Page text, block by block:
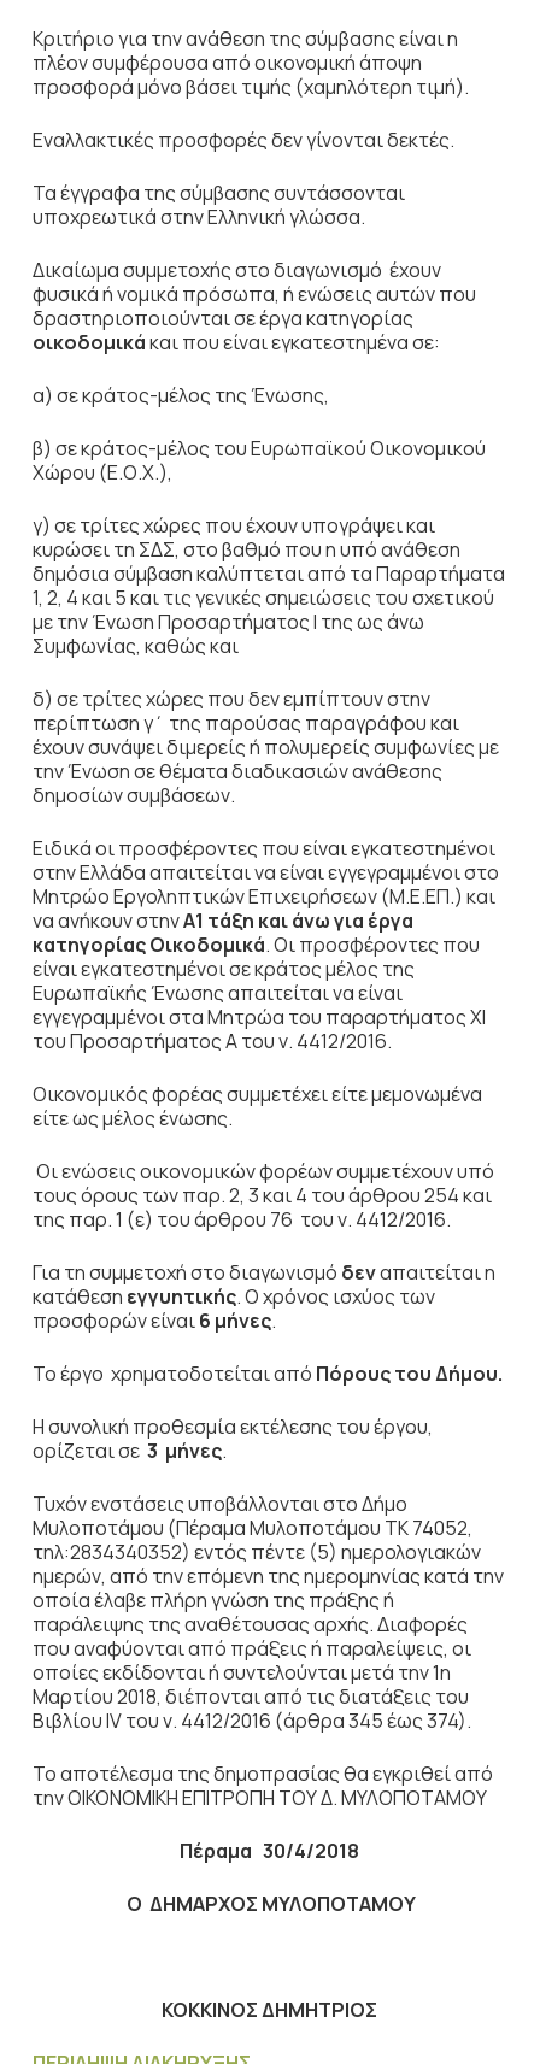
Κριτήριο για την ανάθεση της σύμβασης είναι η
πλέον συμφέρουσα από οικονομική άποψη
προσφορά μόνο βάσει τιμής (χαμηλότερη τιμή).
Εναλλακτικές προσφορές δεν γίνονται δεκτές.
Τα έγγραφα της σύμβασης συντάσσονται
υποχρεωτικά στην Ελληνική γλώσσα.
Δικαίωμα συμμετοχής στο διαγωνισμό έχουν
φυσικά ή νομικά πρόσωπα, ή ενώσεις αυτών που
δραστηριοποιούνται σε έργα κατηγορίας
οικοδομικάκαι που είναι εγκατεστημένα σε:
α) σε κράτος-μέλος της Ένωσης,
β) σε κράτος-μέλος του Ευρωπαϊκού Οικονομικού
Χώρου (Ε.Ο.Χ.),
γ) σε τρίτες χώρες που έχουν υπογράψει και
κυρώσει τη ΣΔΣ, στο βαθμό που η υπό ανάθεση
δημόσια σύμβαση καλύπτεται από τα Παραρτήματα
1, 2, 4 και 5 και τις γενικές σημειώσεις του σχετικού
με την Ένωση Προσαρτήματος I της ως άνω
Συμφωνίας, καθώς και
δ) σε τρίτες χώρες που δεν εμπίπτουν στην
περίπτωση γ΄ της παρούσας παραγράφου και
έχουν συνάψει διμερείς ή πολυμερείς συμφωνίες με
την Ένωση σε θέματα διαδικασιών ανάθεσης
δημοσίων συμβάσεων.
Ειδικά οι προσφέροντες που είναι εγκατεστημένοι
στην Ελλάδα απαιτείται να είναι εγγεγραμμένοι στο
Μητρώο Εργοληπτικών Επιχειρήσεων (Μ.Ε.ΕΠ.) και
να ανήκουν στηνΑ1 τάξη και άνω για έργα
κατηγορίας Οικοδομικά. Οι προσφέροντες που
είναι εγκατεστημένοι σε κράτος μέλος της
Ευρωπαϊκής Ένωσης απαιτείται να είναι
εγγεγραμμένοι στα Μητρώα του παραρτήματος ΧΙ
του Προσαρτήματος Α του ν. 4412/2016.
Οικονομικός φορέας συμμετέχει είτε μεμονωμένα
είτε ως μέλος ένωσης.
Οι ενώσειςοικονομικών φορέων συμμετέχουν υπό
τους όρους των παρ. 2, 3 και 4 του άρθρου 254 και
της παρ. 1 (ε) του άρθρου 76 του ν. 4412/2016.
Για τη συμμετοχή στο διαγωνισμό δεναπαιτείται η
κατάθεση εγγυητικής. Ο χρόνος ισχύος των
προσφορών είναι6 μήνες.
Το έργο χρηματοδοτείται από Πόρους του Δήμου.
Η συνολική προθεσμία εκτέλεσης του έργου,
ορίζεται σε 3 μήνες.
Τυχόν ενστάσεις υποβάλλονται στο Δήμο
Μυλοποτάμου (Πέραμα Μυλοποτάμου ΤΚ 74052,
τηλ:2834340352) εντός πέντε (5) ημερολογιακών
ημερών, από την επόμενη της ημερομηνίας κατά την
οποία έλαβε πλήρη γνώση της πράξης ή
παράλειψης της αναθέτουσας αρχής. Διαφορές
που αναφύονται από πράξεις ή παραλείψεις, οι
οποίες εκδίδονται ή συντελούνται μετά την 1η
Μαρτίου 2018, διέπονται από τις διατάξεις του
Βιβλίου IV του ν. 4412/2016 (άρθρα 345 έως 374).
Το αποτέλεσμα της δημοπρασίας θα εγκριθεί από
την ΟΙΚΟΝΟΜΙΚΗ ΕΠΙΤΡΟΠΗ ΤΟΥ Δ. ΜΥΛΟΠΟΤΑΜΟΥ
Πέραμα 30/4/2018
Ο ΔΗΜΑΡΧΟΣ ΜΥΛΟΠΟΤΑΜΟΥ
ΚΟΚΚΙΝΟΣ ΔΗΜΗΤΡΙΟΣ